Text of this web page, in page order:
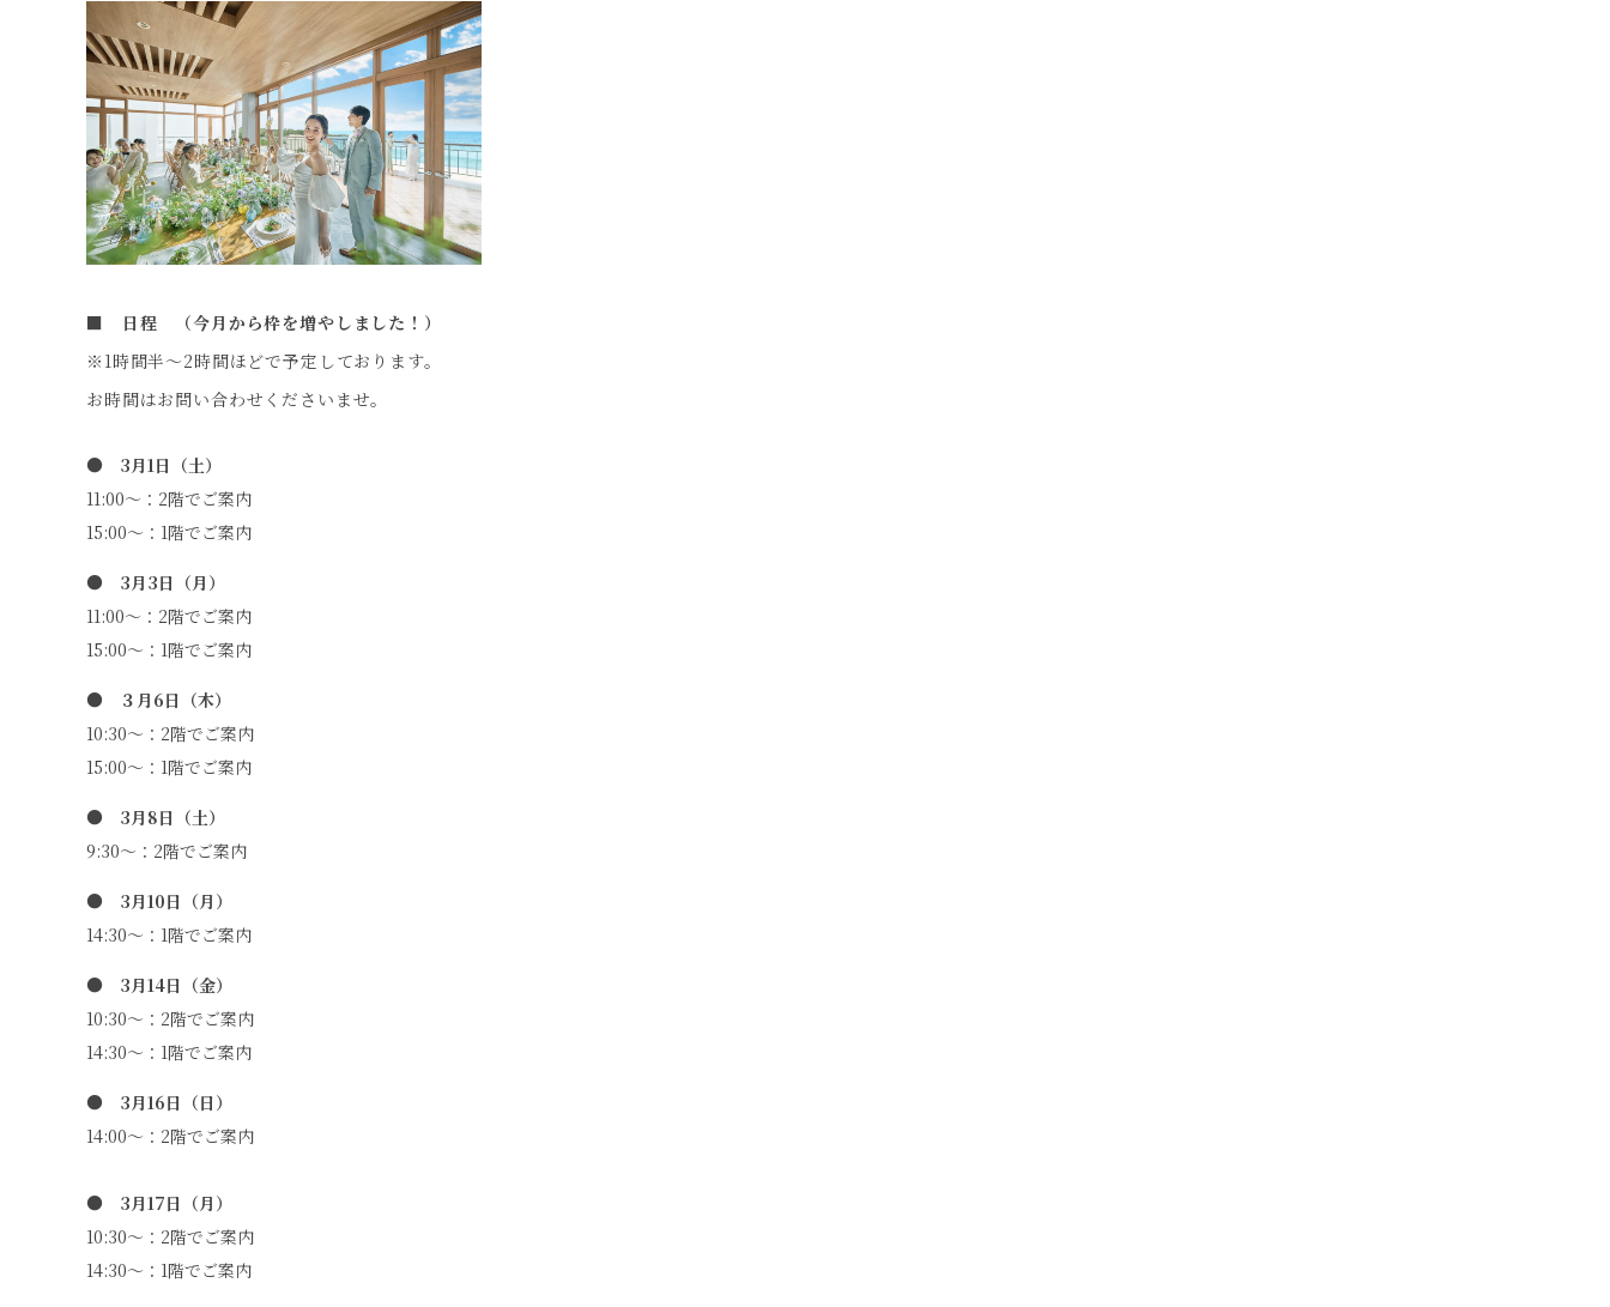
■ 日程 （今月から枠を増やしました！）
※1時間半～2時間ほどで予定しております。
お時間はお問い合わせくださいませ。
● 3月1日（土）
11:00～：2階でご案内
15:00～：1階でご案内
● 3月3日（月）
11:00～：2階でご案内
15:00～：1階でご案内
● ３月6日（木）
10:30～：2階でご案内
15:00～：1階でご案内
● 3月8日（土）
9:30～：2階でご案内
● 3月10日（月）
14:30～：1階でご案内
● 3月14日（金）
10:30～：2階でご案内
14:30～：1階でご案内
● 3月16日（日）
14:00～：2階でご案内
● 3月17日（月）
10:30～：2階でご案内
14:30～：1階でご案内